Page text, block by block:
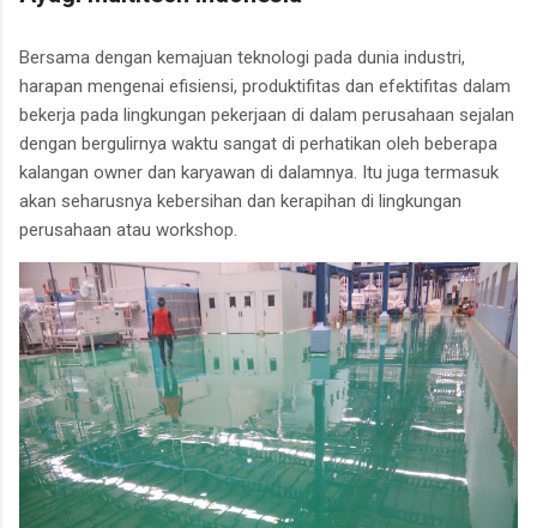
Bersama dengan kemajuan teknologi pada dunia industri,
harapan mengenai efisiensi, produktifitas dan efektifitas dalam
bekerja pada lingkungan pekerjaan di dalam perusahaan sejalan
dengan bergulirnya waktu sangat di perhatikan oleh beberapa
kalangan owner dan karyawan di dalamnya. Itu juga termasuk
akan seharusnya kebersihan dan kerapihan di lingkungan
perusahaan atau workshop.